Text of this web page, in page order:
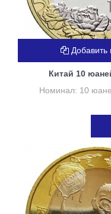
Китай 10
Номинал: 10
Добавить